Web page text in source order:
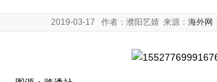
2019-03-17 作者：濮阳艺婧 来源： 海外网